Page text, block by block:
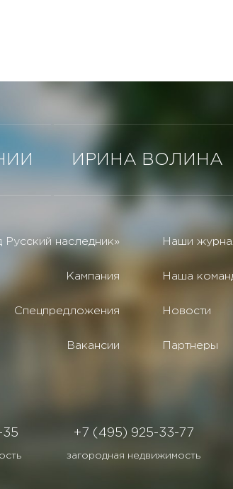
ИРИНА ВОЛИНА
Русский наследник»
Кампания
Спецпредложения
Вакансии
Наши
Наша
Новости
Партнеры
35 +7 (495) 925-33-77
загородная недвижимость